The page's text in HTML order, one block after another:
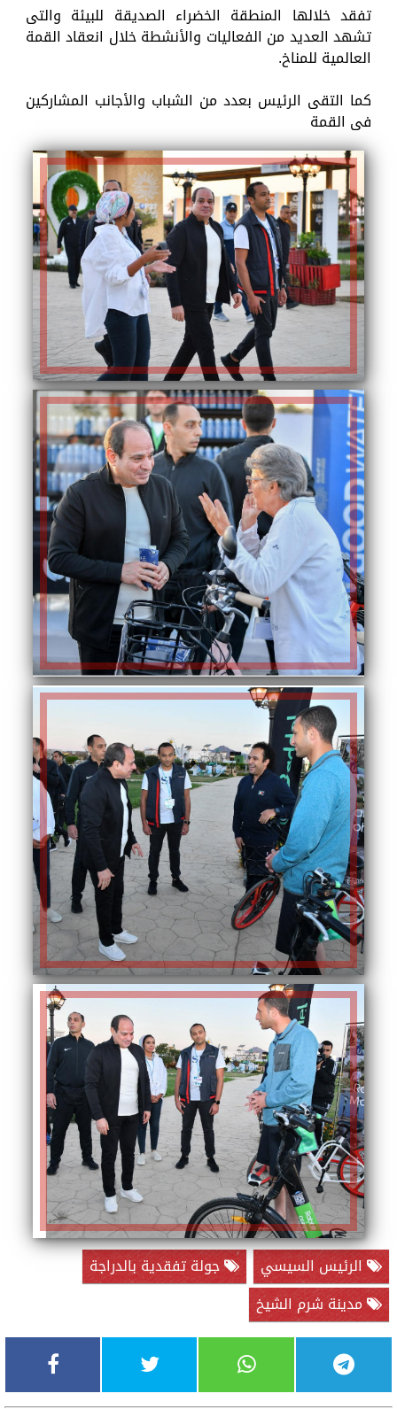
تفقد خلالها المنطقة الخضراء الصديقة للبيئة والتى
تشهد العديد من الفعاليات والأنشطة خلال انعقاد القمة
العالمية للمناخ.
كما التقى الرئيس بعدد من الشباب والأجانب المشاركين
فى القمة
الرئيس السيسي
جولة تفقدية بالدراجة
مدينة شرم الشيخ